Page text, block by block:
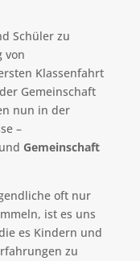
Schüler zu
von
Klassenfahrt
Gemeinschaft
nun in der
–
und Gemeinschaft
oft nur
ist es uns
es Kindern und
zu